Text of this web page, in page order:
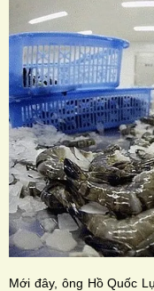
Mới đây, ông Hồ Quốc